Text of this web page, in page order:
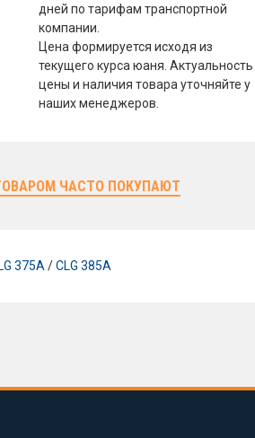
дней по тарифам транспортной
компании.
Цена формируется исходя из
текущего курса юаня. Актуальность
цены и наличия товара уточняйте у
наших менеджеров.
ЧАСТО ПОКУПАЮТ
375A /CLG 385A